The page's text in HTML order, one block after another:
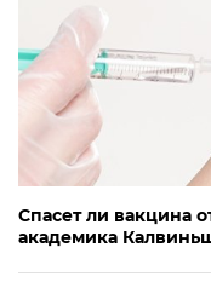
Спасет ли вакцина
академика